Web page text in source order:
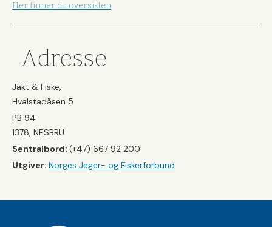
Her finner du oversikten
Adresse
Jakt & Fiske,
Hvalstadåsen 5
PB 94
1378, NESBRU
Sentralbord: (+47) 667 92 200
Utgiver: Norges Jeger- og Fiskerforbund